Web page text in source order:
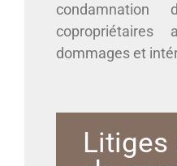
dommages et
Litiges